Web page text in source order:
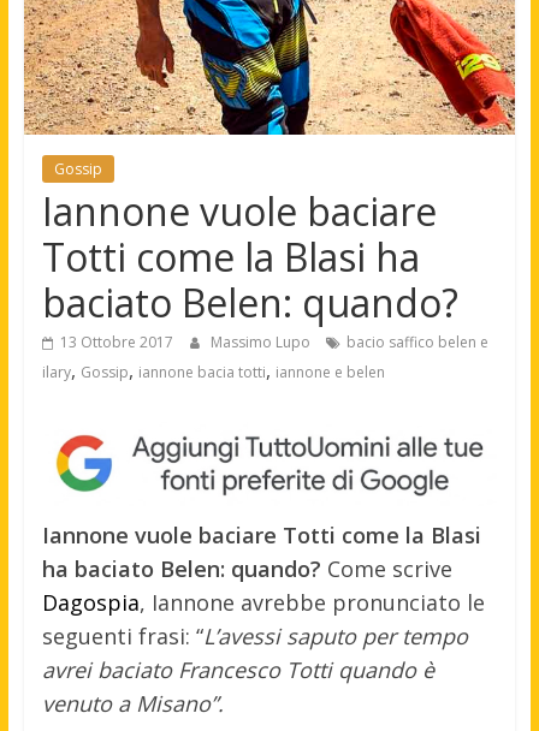
Gossip
Iannone vuole baciare
Totti come la Blasi ha
baciato Belen: quando?
13 Ottobre 2017 Massimo Lupo
bacio saffico belen e
ilary, Gossip, iannone bacia totti, iannone e belen
Iannone vuole baciare Totti come la Blasi
ha baciato Belen: quando? Come scrive
Dagospia, Iannone avrebbe pronunciato le
seguenti frasi: “L’avessi saputo per tempo
avrei baciato Francesco Totti quando è
venuto a Misano”.